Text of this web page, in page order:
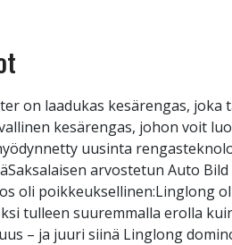
on laadukas kesärengas,
kesärengas, johon voit
uusinta
arvostetun Auto
oli poikkeuksellinen:Linglong
tulleen suuremmalla erolla
– ja juuri siinä Linglong